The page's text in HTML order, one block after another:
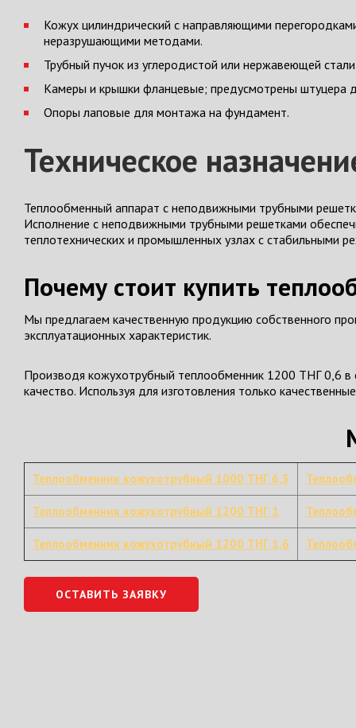
Кожух цилиндрический с направляющими
неразрушающими методами.
Трубный пучок из углеродистой или нержавеющей
Камеры и крышки фланцевые; предусмотрены
Опоры лаповые для монтажа на фундамент.
Техническое
Теплообменный аппарат с неподвижными трубными
Исполнение с неподвижными трубными решетками
теплотехнических и промышленных узлах с стабильными
Почему стоит купить
Мы предлагаем качественную продукцию собственного
эксплуатационных характеристик.
Производя кожухотрубный теплообменник 1200 ТНГ 0,6 в
качество. Используя для изготовления только
Теплообменник кожухотрубный 1000 ТНГ 6,3
Теплообменник кожухотрубный 1200 ТНГ 1
Теплообменник кожухотрубный 1200 ТНГ 1,6
ОСТАВИТЬ ЗАЯВКУ